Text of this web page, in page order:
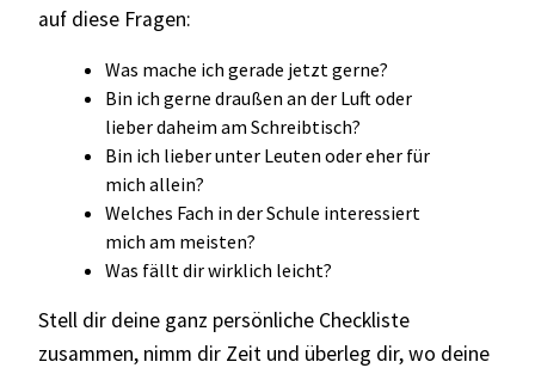
auf diese Fragen:
Was mache ich gerade jetzt gerne?
Bin ich gerne draußen an der Luft oder
lieber daheim am Schreibtisch?
Bin ich lieber unter Leuten oder eher für
mich allein?
Welches Fach in der Schule interessiert
mich am meisten?
Was fällt dir wirklich leicht?
Stell dir deine ganz persönliche Checkliste
zusammen, nimm dir Zeit und überleg dir, wo deine